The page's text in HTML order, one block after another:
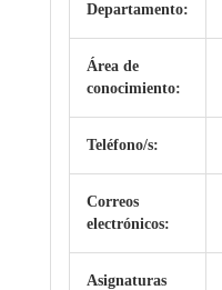
Departamento:
Área de
conocimiento:
Teléfono/s:
Correos
electrónicos:
Asignaturas